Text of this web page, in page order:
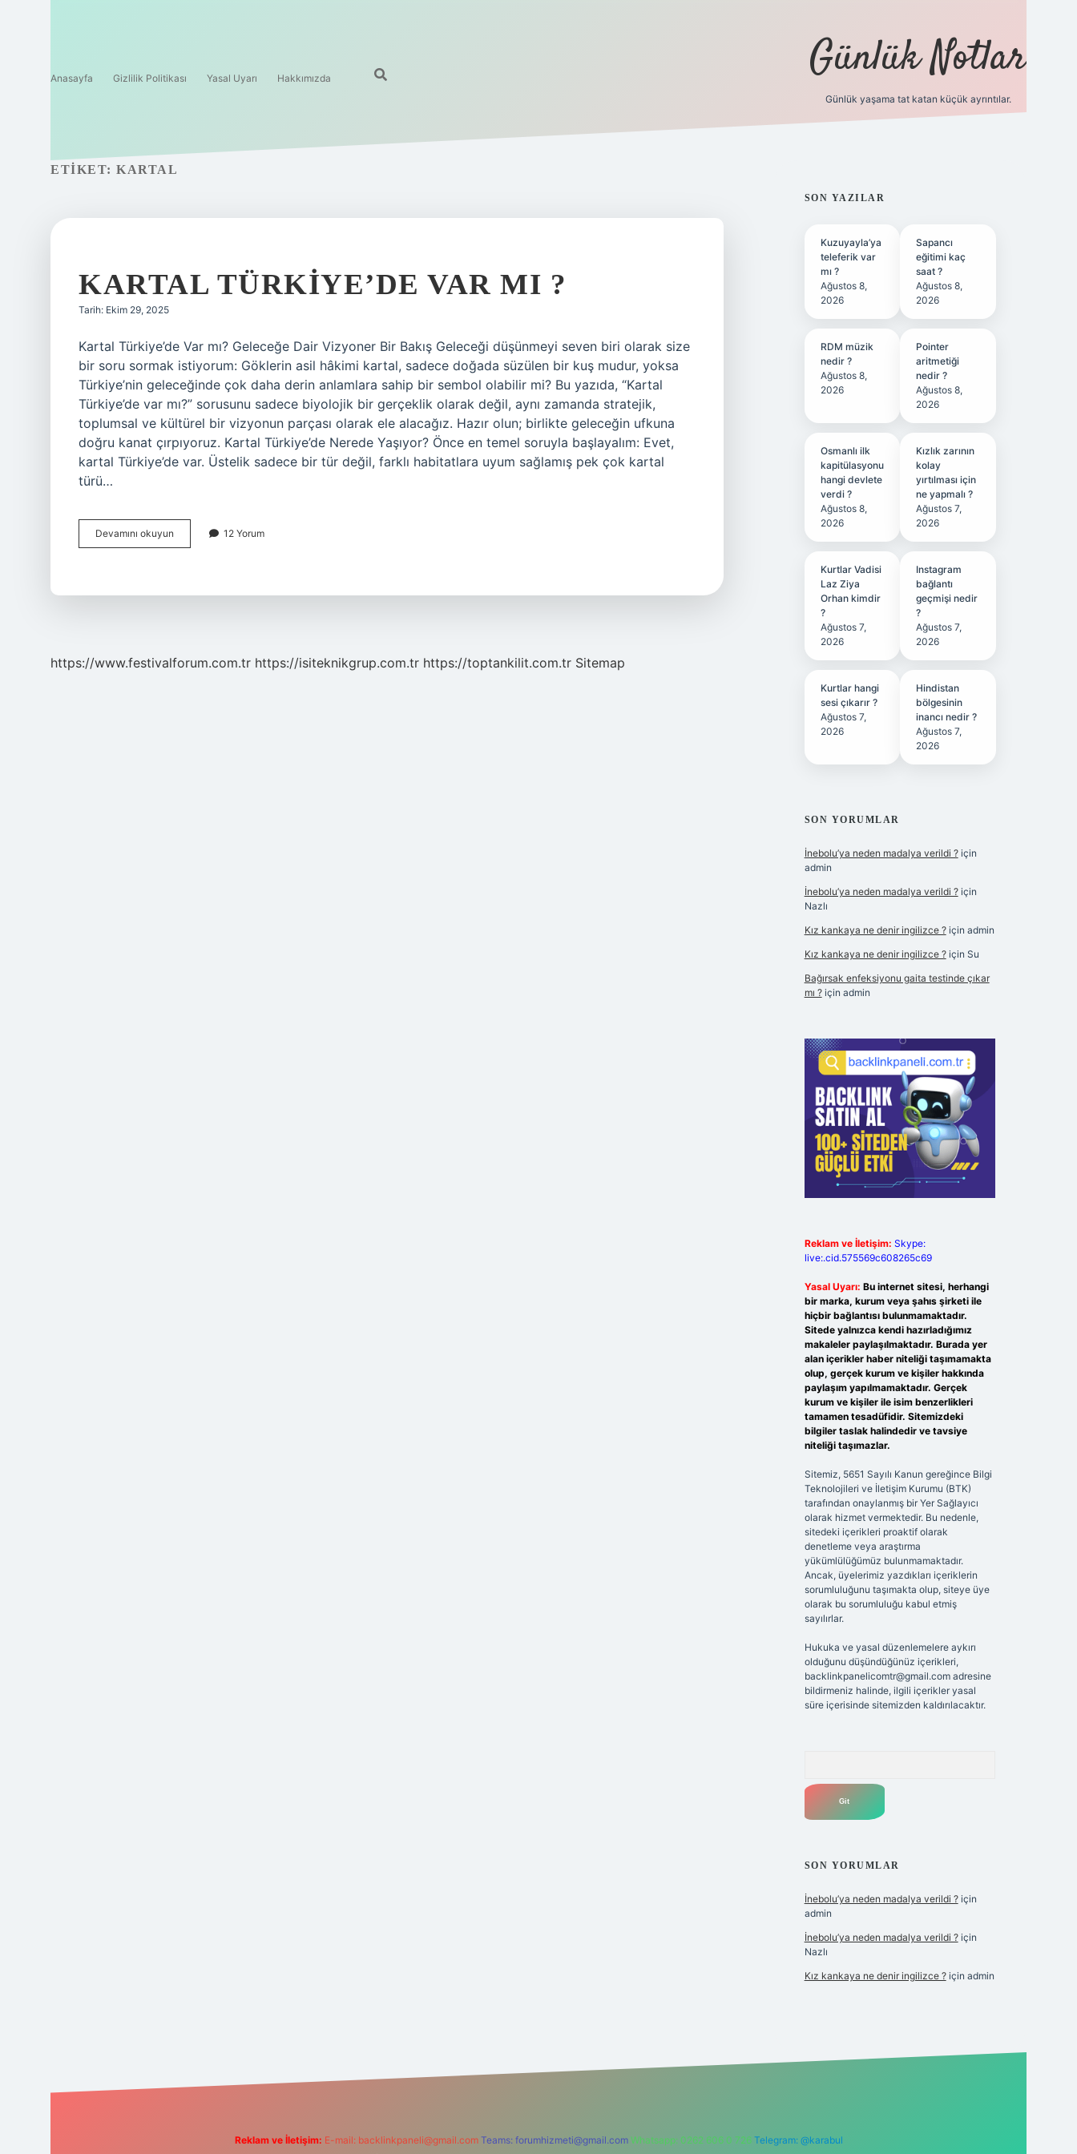
Anasayfa Gizlilik Politikası Yasal Uyarı Hakkımızda Günlük Notlar
Günlük yaşama tat katan küçük ayrıntılar.
ETIKET: KARTAL
KARTAL TÜRKIYE’DE VAR MI ?
Tarih: Ekim 29, 2025
Kartal Türkiye’de Var mı? Geleceğe Dair Vizyoner Bir Bakış Geleceği düşünmeyi seven biri olarak size
bir soru sormak istiyorum: Göklerin asil hâkimi kartal, sadece doğada süzülen bir kuş mudur, yoksa
Türkiye’nin geleceğinde çok daha derin anlamlara sahip bir sembol olabilir mi? Bu yazıda, “Kartal
Türkiye’de var mı?” sorusunu sadece biyolojik bir gerçeklik olarak değil, aynı zamanda stratejik,
toplumsal ve kültürel bir vizyonun parçası olarak ele alacağız. Hazır olun; birlikte geleceğin ufkuna
doğru kanat çırpıyoruz. Kartal Türkiye’de Nerede Yaşıyor? Önce en temel soruyla başlayalım: Evet,
kartal Türkiye’de var. Üstelik sadece bir tür değil, farklı habitatlara uyum sağlamış pek çok kartal
türü…
Devamını okuyun
Türkiye’de
12 Yorum
https://www.festivalforum.com.tr https://isiteknikgrup.com.tr https://toptankilit.com.tr Sitemap
SIDEBAR
SON YAZILAR
Kuzuyayla’ya
teleferik var
mı ?
Ağustos 8,
2026
Sapancı
eğitimi kaç
saat ?
Ağustos 8,
2026
RDM müzik
nedir ?
Ağustos 8,
2026
Pointer
aritmetiği
nedir ?
Ağustos 8,
2026
Osmanlı ilk
kapitülasyonu
hangi devlete
verdi ?
Ağustos 8,
2026
Kızlık zarının
kolay
yırtılması için
ne yapmalı ?
Ağustos 7,
2026
Kurtlar Vadisi
Laz Ziya
Orhan kimdir
?
Ağustos 7,
2026
Instagram
bağlantı
geçmişi nedir
?
Ağustos 7,
2026
Kurtlar hangi
sesi çıkarır ?
Ağustos 7,
2026
Hindistan
bölgesinin
inancı nedir ?
Ağustos 7,
2026
SON YORUMLAR
İnebolu’ya neden madalya verildi ?için
admin
İnebolu’ya neden madalya verildi ?için
Nazlı
Kız kankaya ne denir ingilizce ?için admin
Kız kankaya ne denir ingilizce ?için Su
Bağırsak enfeksiyonu gaita testinde çıkar
mı ?için admin
Reklam ve İletişim: Skype:
live:.cid.575569c608265c69
Yasal Uyarı: Bu internet sitesi, herhangi
bir marka, kurum veya şahıs şirketi ile
hiçbir bağlantısı bulunmamaktadır.
Sitede yalnızca kendi hazırladığımız
makaleler paylaşılmaktadır. Burada yer
alan içerikler haber niteliği taşımamakta
olup, gerçek kurum ve kişiler hakkında
paylaşım yapılmamaktadır. Gerçek
kurum ve kişiler ile isim benzerlikleri
tamamen tesadüfidir. Sitemizdeki
bilgiler taslak halindedir ve tavsiye
niteliği taşımazlar.
Sitemiz, 5651 Sayılı Kanun gereğince Bilgi
Teknolojileri ve İletişim Kurumu (BTK)
tarafından onaylanmış bir Yer Sağlayıcı
olarak hizmet vermektedir. Bu nedenle,
sitedeki içerikleri proaktif olarak
denetleme veya araştırma
yükümlülüğümüz bulunmamaktadır.
Ancak, üyelerimiz yazdıkları içeriklerin
sorumluluğunu taşımakta olup, siteye üye
olarak bu sorumluluğu kabul etmiş
sayılırlar.
Hukuka ve yasal düzenlemelere aykırı
olduğunu düşündüğünüz içerikleri,
backlinkpanelicomtr@gmail.comadresine
bildirmeniz halinde, ilgili içerikler yasal
süre içerisinde sitemizden kaldırılacaktır.
SON YORUMLAR
İnebolu’ya neden madalya verildi ?için
admin
İnebolu’ya neden madalya verildi ?için
Nazlı
Kız kankaya ne denir ingilizce ?için admin
Reklam ve İletişim: E-mail: backlinkpaneli@gmail.com Teams: forumhizmeti@gmail.com Whatsapp: 0262 606 0 726 Telegram: @karabul